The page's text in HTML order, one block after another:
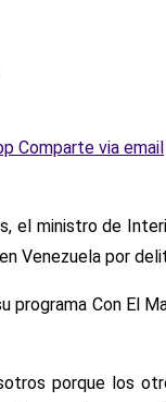
Comparte via email
el ministro de
Venezuela por
programa Con El
porque los